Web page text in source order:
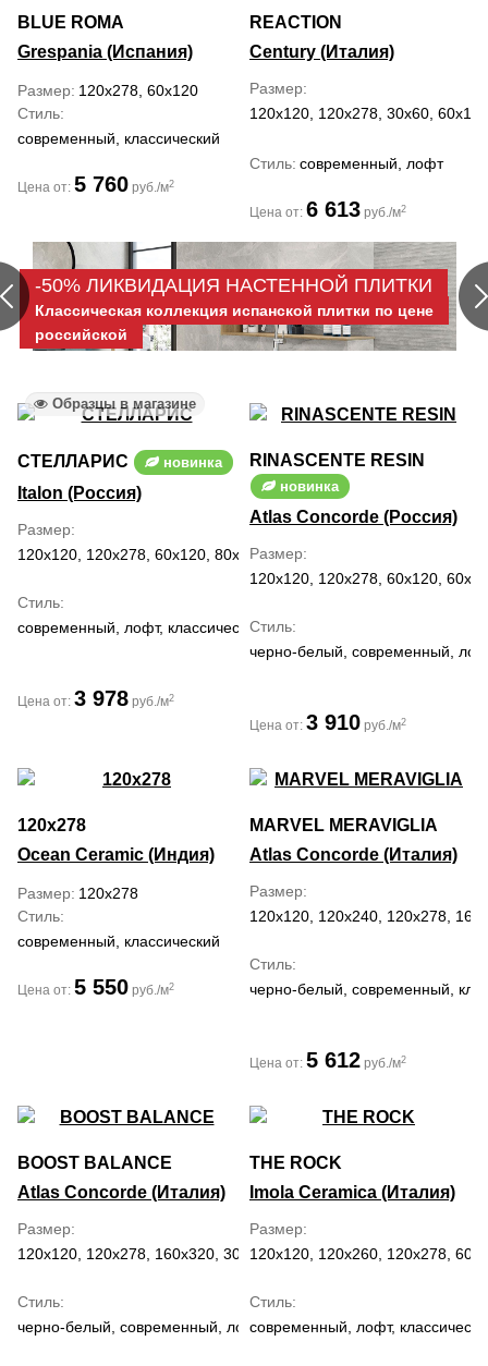
BLUE ROMA
Grespania (Испания)
Размер 120x278, 60x120
Стиль
современный, классический
Цена от: 5 760 руб./м2
REACTION
Century (Италия)
Размер
120x120, 120x278, 30x60,
Стиль современный, лофт
Цена от: 6 613 руб./м2
-50% ЛИКВИДАЦИЯ НАСТЕННОЙ ПЛИТКИ
Классическая коллекция испанской плитки по цене
российской
Образцы в магазине
СТЕЛЛАРИС новинка
Italon (Россия)
Размер
120x120, 120x278, 60x120, 80x160
Стиль
современный, лофт, классический
Цена от: 3 978 руб./м2
RINASCENTE RESIN
новинка
Atlas Concorde (Россия)
Размер
120x120, 120x278, 60x120,
Стиль
черно-белый, современный,
Цена от: 3 910 руб./м2
120x278
Ocean Ceramic (Индия)
Размер 120x278
Стиль
современный, классический
Цена от: 5 550 руб./м2
MARVEL MERAVIGLIA
Atlas Concorde (Италия)
Размер
120x120, 120x240, 120x278,
Стиль
черно-белый, современный,
Цена от: 5 612 руб./м2
BOOST BALANCE
Atlas Concorde (Италия)
Размер
120x120, 120x278, 160x320, 30x60, 60x120, 60x60, 75x75
Стиль
черно-белый, современный, лофт
THE ROCK
Imola Ceramica (Италия)
Размер
120x120, 120x260, 120x278,
Стиль
современный, лофт,